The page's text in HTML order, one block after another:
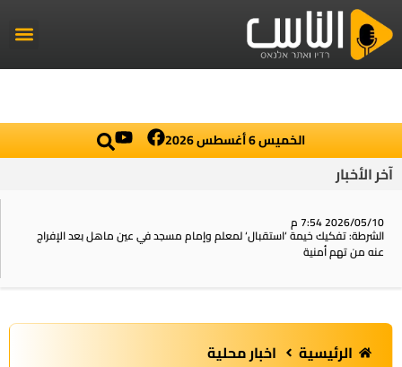
الخميس 6 أغسطس 2026
آخر الأخبار
2026/05/10 7:54 م
الشرطة: تفكيك خيمة ‘استقبال‘ لمعلم وإمام مسجد في عين ماهل بعد الإفراج
عنه من تهم أمنية
الرئيسية اخبار محلية